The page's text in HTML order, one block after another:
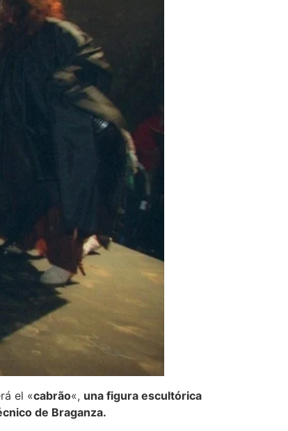
el «cabrão«, una figura escultórica
de Braganza.